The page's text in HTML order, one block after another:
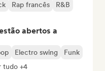
Rap francês
R&B
abertos a
Electro swing
Funk
tudo +4